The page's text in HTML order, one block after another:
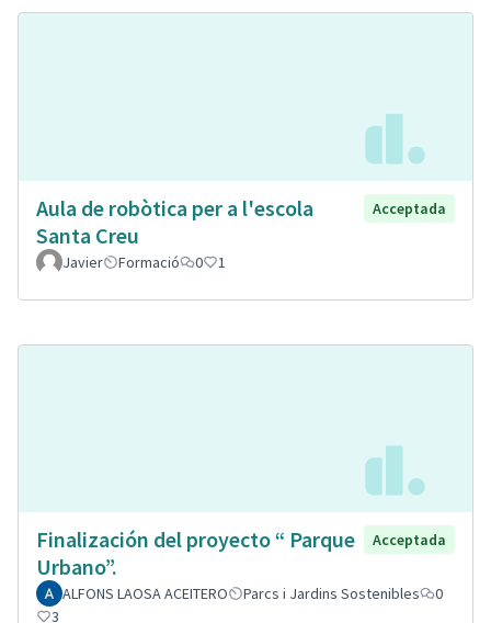
Aula de robòtica per a l'escola
Santa Creu
Acceptada
Javier Formació 0 1
Finalización del proyecto “ Parque
Urbano”.
Acceptada
ALFONS LAOSA ACEITERO Parcs i Jardins Sostenibles
0
3